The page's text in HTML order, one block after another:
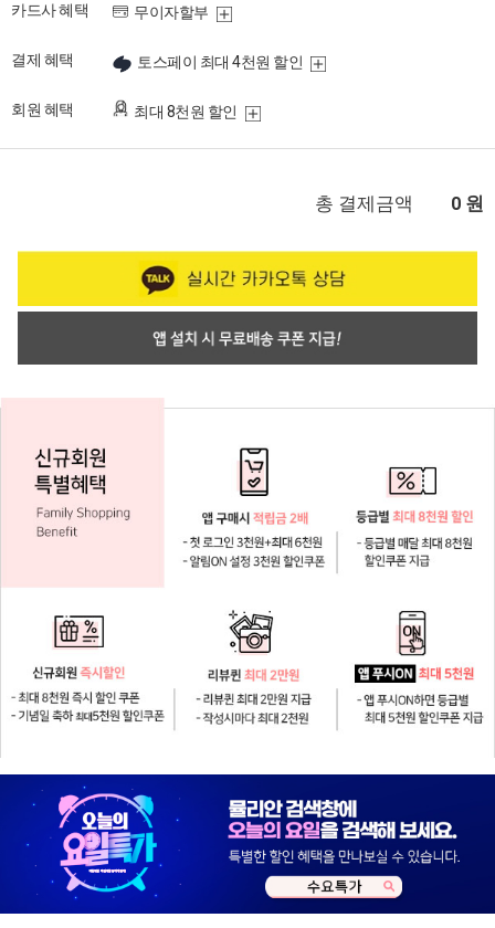
카드사 혜택 무이자할부
결제 혜택 토스페이 최대 4천원 할인
회원 혜택 최대 8천원 할인
총 결제금액 0 원